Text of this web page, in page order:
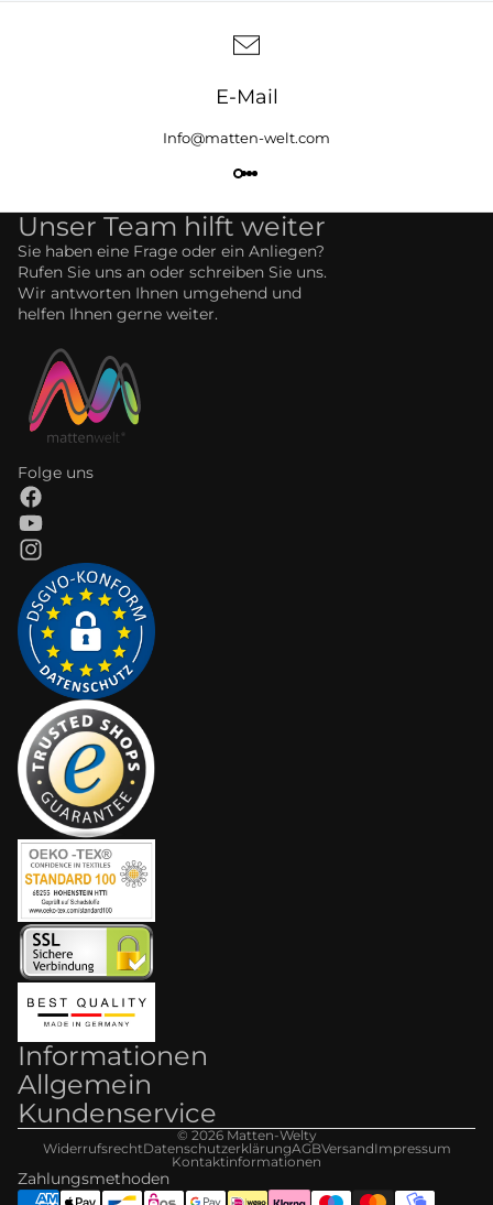
E-Mail
Info@matten-welt.com
Unser Team hilft weiter
Sie haben eine Frage oder ein Anliegen?
Rufen Sie uns an oder schreiben Sie uns.
Wir antworten Ihnen umgehend und
helfen Ihnen gerne weiter.
Folge uns
Informationen
Allgemein
Kundenservice
© 2026Matten-Welty
WiderrufsrechtDatenschutzerklärungAGBVersandImpressum
Kontaktinformationen
Zahlungsmethoden